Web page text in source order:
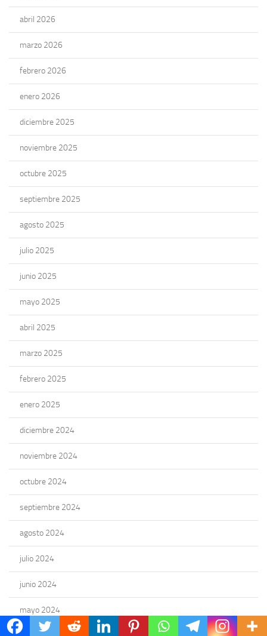
abril 2026
marzo 2026
febrero 2026
enero 2026
diciembre 2025
noviembre 2025
octubre 2025
septiembre 2025
agosto 2025
julio 2025
junio 2025
mayo 2025
abril 2025
marzo 2025
febrero 2025
enero 2025
diciembre 2024
noviembre 2024
octubre 2024
septiembre 2024
agosto 2024
julio 2024
junio 2024
mayo 2024